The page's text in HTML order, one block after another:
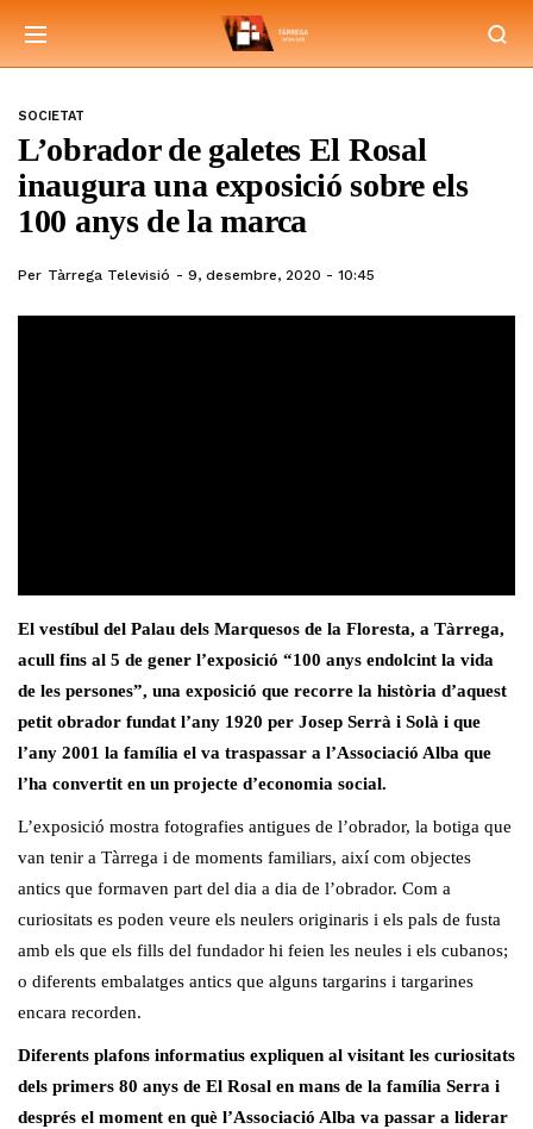
SOCIETAT
L’obrador de galetes El Rosal
inaugura una exposició sobre els
100 anys de la marca
Per Tàrrega Televisió 9, desembre, 2020 - 10:45
El vestíbul del Palau dels Marquesos de la Floresta, a Tàrrega,
acull fins al 5 de gener l’exposició “100 anys endolcint la vida
de les persones”, una exposició que recorre la història d’aquest
petit obrador fundat l’any 1920 per Josep Serrà i Solà i que
l’any 2001 la família el va traspassar a l’Associació Alba que
l’ha convertit en un projecte d’economia social.
L’exposició mostra fotografies antigues de l’obrador, la botiga que
van tenir a Tàrrega i de moments familiars, així com objectes
antics que formaven part del dia a dia de l’obrador. Com a
curiositats es poden veure els neulers originaris i els pals de fusta
amb els que els fills del fundador hi feien les neules i els cubanos;
o diferents embalatges antics que alguns targarins i targarines
encara recorden.
Diferents plafons informatius expliquen al visitant les curiositats
dels primers 80 anys de El Rosal en mans de la família Serra i
després el moment en què l’Associació Alba va passar a liderar